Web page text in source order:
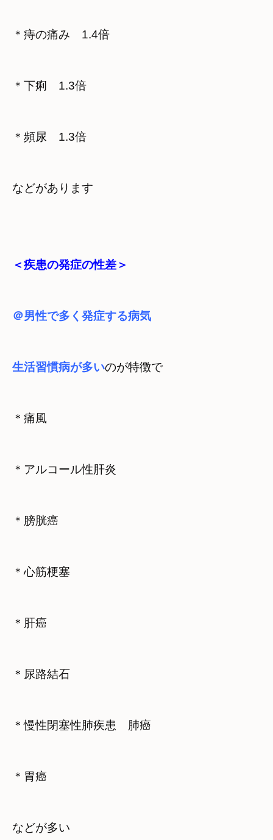
＊痔の痛み　1.4倍
＊下痢　1.3倍
＊頻尿　1.3倍
などがあります
＜疾患の発症の性差＞
＠男性で多く発症する病気
生活習慣病が多いのが特徴で
＊痛風
＊アルコール性肝炎
＊膀胱癌
＊心筋梗塞
＊肝癌
＊尿路結石
＊慢性閉塞性肺疾患　肺癌
＊胃癌
などが多い